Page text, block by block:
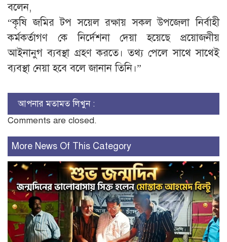
বলেন,
“কৃষি জমির টপ সয়েল রক্ষায় সকল উপজেলা নির্বাহী
কর্মকর্তাগণ কে নির্দেশনা দেয়া হয়েছে প্রয়োজনীয়
আইনানুগ ব্যবস্থা গ্রহণ করতে। তথ্য পেলে সাথে সাথেই
ব্যবস্থা নেয়া হবে বলে জানান তিনি।”
আপনার মতামত লিখুন :
Comments are closed.
More News Of This Category